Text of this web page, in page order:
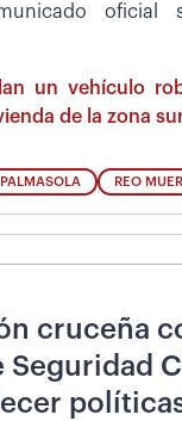
oficial
un vehículo
de la zona
PALMASOLA REO
cruceña
Seguridad